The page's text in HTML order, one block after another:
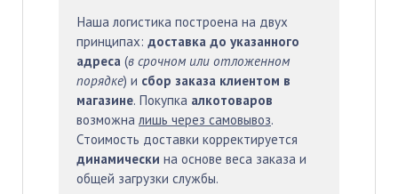
Наша логистика построена на двух
принципах: доставка до указанного
адреса (в срочном или отложенном
порядке) и сбор заказа клиентом в
магазине. Покупка алкотоваров
возможна лишь через самовывоз.
Стоимость доставки корректируется
динамически на основе веса заказа и
общей загрузки службы.